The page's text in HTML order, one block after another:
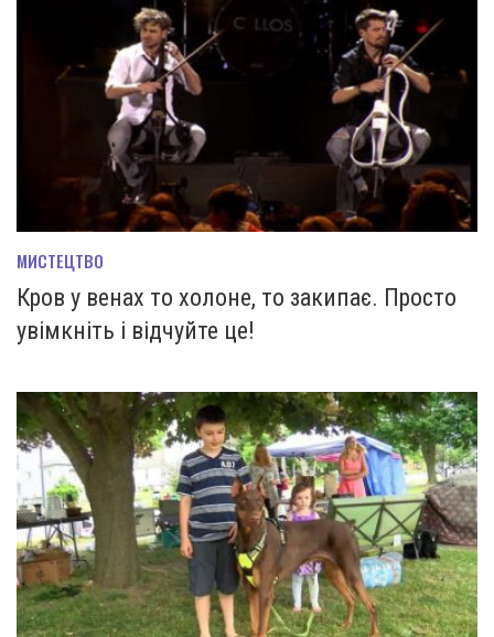
МИСТЕЦТВО
Кров у венах то холоне, то закипає. Просто
увімкніть і відчуйте це!